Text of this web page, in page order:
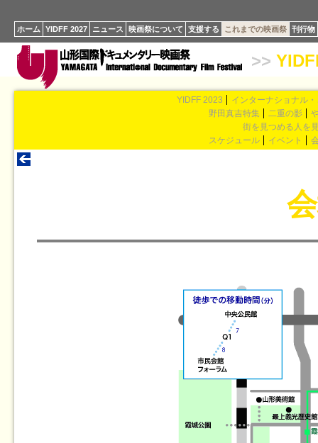
ホーム YIDFF 2027 ニュース 映画祭について 支援する これまでの映画祭 刊行物
>>
YIDFF 2023
インターナショナル
野田真吉特集
二重の影
街を見つめる人を
スケジュール
イベント